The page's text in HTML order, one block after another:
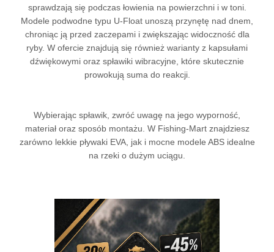
sprawdzają się podczas łowienia na powierzchni i w toni.
Modele podwodne typu U-Float unoszą przynętę nad dnem,
chroniąc ją przed zaczepami i zwiększając widoczność dla
ryby. W ofercie znajdują się również warianty z kapsułami
dźwiękowymi oraz spławiki wibracyjne, które skutecznie
prowokują suma do reakcji.
Wybierając spławik, zwróć uwagę na jego wyporność,
materiał oraz sposób montażu. W Fishing-Mart znajdziesz
zarówno lekkie pływaki EVA, jak i mocne modele ABS idealne
na rzeki o dużym uciągu.